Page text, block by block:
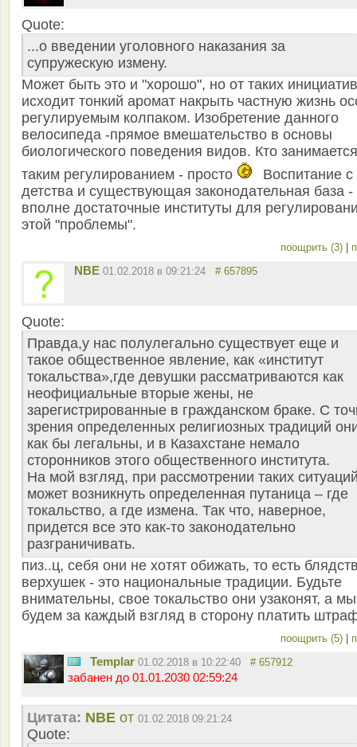
Quote:
...о введении уголовного наказания за
супружескую измену.
Может быть это и "хорошо", но от таких инициатив
исходит тонкий аромат накрыть частную жизнь
регулируемым колпаком. Изобретение данного
велосипеда -прямое вмешательство в основы
биологического поведения видов. Кто занимается
таким регулированием - просто
Воспитание с
детства и существующая законодательная база -
вполне достаточные институты для
этой "проблемы".
поощрить (3)
NBE 01.02.2018 в 09:21:24 # 657895
Quote:
Правда,у нас полулегально существует еще и
такое общественное явление, как «институт
токальства»,где девушки рассматриваются как
неофициальные вторые жены, не
зарегистрированные в гражданском браке. С
зрения определенных религиозных традиций
как бы легальны, и в Казахстане немало
сторонников этого общественного института.
На мой взгляд, при рассмотрении таких
может возникнуть определенная путаница – где
токальство, а где измена. Так что, наверное,
придется все это как-то законодательно
разграничивать.
пиз..ц, себя они не хотят обижать, то есть
верхушек - это национальные традиции. Будьте
внимательны, свое токальство они узаконят, а мы
будем за каждый взгляд в сторону платить
поощрить (5)
Templar 01.02.2018 в 10:22:40 # 657912
забанен до 01.01.2030 02:59:24
Цитата: NBE от 01.02.2018 09:21:24
Quote: